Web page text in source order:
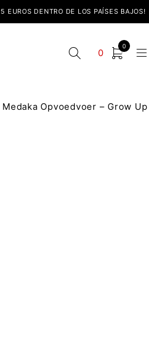
EUROS DENTRO DE LOS PAÍSES BAJOS!
0
0
Medaka Opvoedvoer – Grow Up